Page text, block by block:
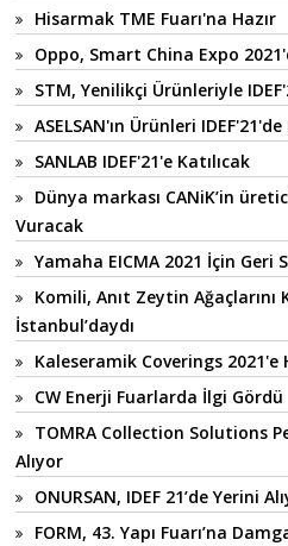
Hisarmak TME Fuarı'na Hazır
Oppo, Smart China Expo
STM, Yenilikçi Ürünleriyle
ASELSAN'ın Ürünleri
SANLAB IDEF'21'e Katılıcak
Dünya markası CANiK’in
Vuracak
Yamaha EICMA 2021 İçin Geri
Komili, Anıt Zeytin
İstanbul’daydı
Kaleseramik Coverings 2021'e
CW Enerji Fuarlarda İlgi Gördü
TOMRA Collection Solutions
Alıyor
ONURSAN, IDEF 21’de Yerini
FORM, 43. Yapı Fuarı’na